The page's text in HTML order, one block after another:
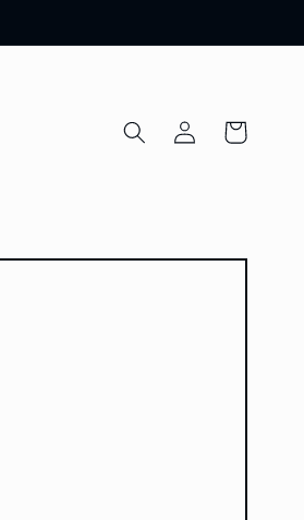
ConnexionPanier